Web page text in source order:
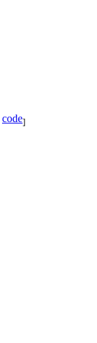
code]